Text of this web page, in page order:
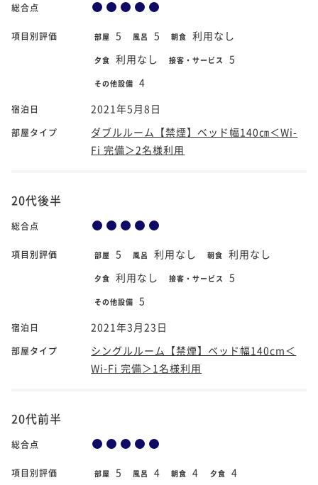
総合点
項目別評価 部屋 5 風呂 5 朝食 利用なし
夕食 利用なし 接客・サービス 5
その他設備 4
宿泊日 2021年5月8日
部屋タイプ
ダブルルーム【禁煙】ベッド幅140㎝＜Wi-
Fi 完備＞2名様利用
20代後半
総合点
項目別評価 部屋 5 風呂 利用なし 朝食 利用なし
夕食 利用なし 接客・サービス 5
その他設備 5
宿泊日 2021年3月23日
部屋タイプ
シングルルーム【禁煙】ベッド幅140cm＜
Wi-Fi 完備＞1名様利用
20代前半
総合点
項目別評価 部屋 5 風呂 4 朝食 4 夕食 4